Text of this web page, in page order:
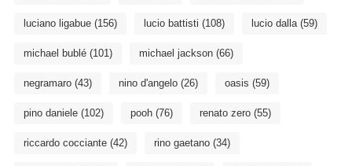
luciano ligabue(156) lucio battisti (108) lucio dalla(59)
michael bublé(101) michael jackson(66)
negramaro(43) nino d'angelo(26) oasis (59)
pino daniele(102) pooh(76) renato zero(55)
riccardo cocciante(42) rino gaetano(34)